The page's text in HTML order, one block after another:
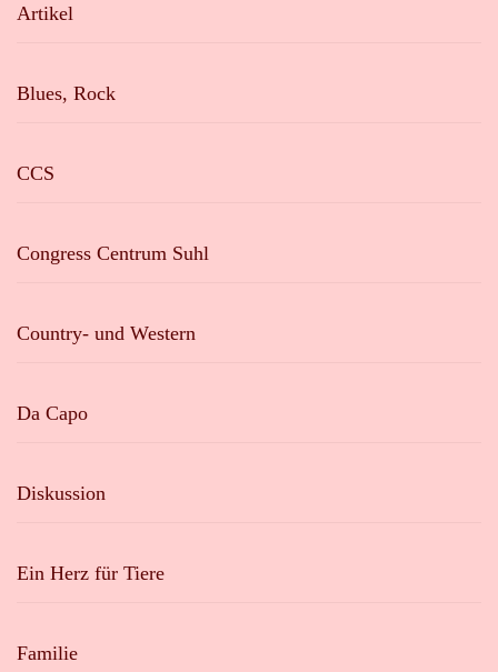
Artikel
Blues, Rock
CCS
Congress Centrum Suhl
Country- und Western
Da Capo
Diskussion
Ein Herz für Tiere
Familie